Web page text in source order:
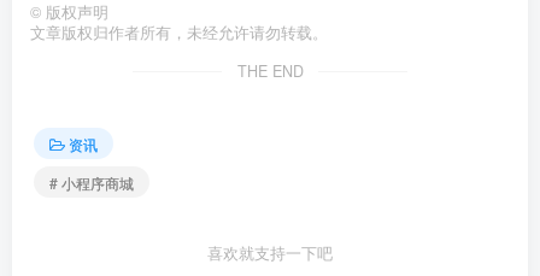
© 版权声明
文章版权归作者所有，未经允许请勿转载。
THE END
资讯
# 小程序商城
喜欢就支持一下吧